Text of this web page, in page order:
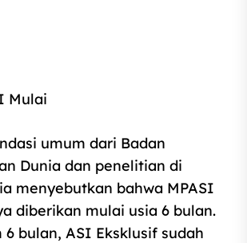
Mulai
umum dari Badan
Dunia dan penelitian di
menyebutkan bahwa MPASI
diberikan mulai usia 6 bulan.
6 bulan, ASI Eksklusif sudah